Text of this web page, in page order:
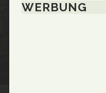
WERBUNG